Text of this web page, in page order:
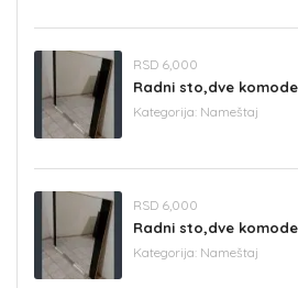
RSD 6,000
Radni sto,dve
Kategorija: Nameštaj
RSD 6,000
Radni sto,dve
Kategorija: Nameštaj